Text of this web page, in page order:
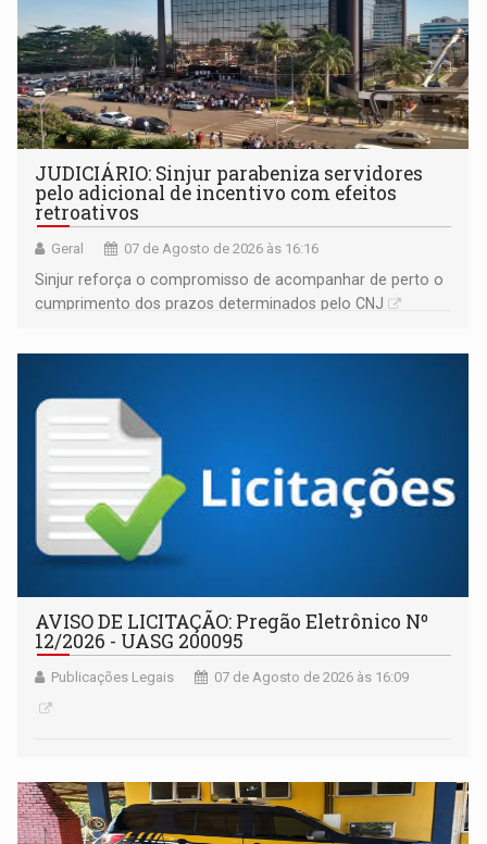
JUDICIÁRIO: Sinjur parabeniza servidores
pelo adicional de incentivo com efeitos
retroativos
Geral 07 de Agosto de 2026 às 16:16
Sinjur reforça o compromisso de acompanhar de perto o
cumprimento dos prazos determinados pelo CNJ
AVISO DE LICITAÇÃO: Pregão Eletrônico Nº
12/2026 - UASG 200095
Publicações Legais 07 de Agosto de 2026 às 16:09